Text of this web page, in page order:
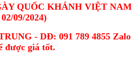
QUỐC KHÁNH VIỆT NAM
02/09/2024)
- DĐ: 091 789 4855 Zalo
được giá tốt.